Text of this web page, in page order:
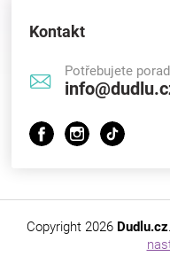
Kontakt
Potřebujete
Copyright 2026 Dudlu.cz